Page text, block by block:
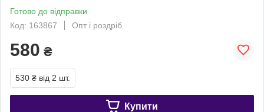
Готово до відправки
Код: 163867
Опт і роздріб
580 ₴
530 ₴ від 2 шт.
Купити